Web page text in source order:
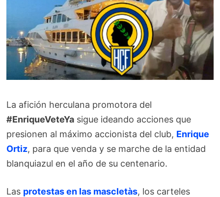
La afición herculana promotora del
#EnriqueVeteYa sigue ideando acciones que
presionen al máximo accionista del club, Enrique
Ortiz, para que venda y se marche de la entidad
blanquiazul en el año de su centenario.
Las protestas en las mascletàs, los carteles